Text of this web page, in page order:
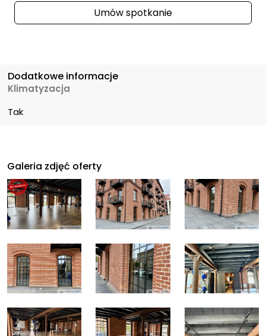
Umów spotkanie
Dodatkowe informacje
Klimatyzacja
Tak
Galeria zdjęć oferty